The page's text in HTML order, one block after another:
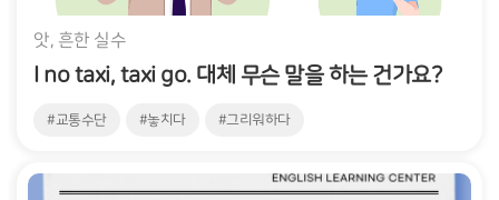
앗, 흔한 실수
I no taxi, taxi go. 대체 무슨 말을 하는 건가요?
#교통수단 #놓치다 #그리워하다